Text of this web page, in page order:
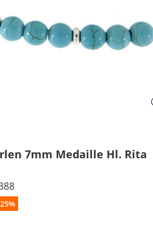
7mm Medaille Hl. Rita